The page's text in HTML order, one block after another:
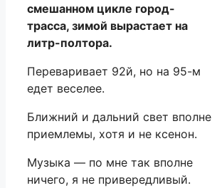
смешанном цикле город-
трасса, зимой вырастает на
литр-полтора.
Переваривает 92й, но на 95-м
едет веселее.
Ближний и дальний свет вполне
приемлемы, хотя и не ксенон.
Музыка — по мне так вполне
ничего, я не привередливый.